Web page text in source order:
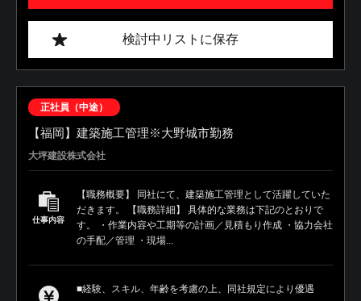
検討中リストに保存
正社員（中途）
【福岡】建築施工管理※大野城市勤務
大坪建設株式会社
仕事内容
【職務概要】 同社にて、建築施工管理として活躍していた
だきます。 【職務詳細】 具体的な業務は下記のとおりで
す。 ・作業内容や工期等の計画／見積もり作成 ・協力会社
の手配／管理 ・現場...
■経験、スキル、年齢を考慮の上、同社規定により優遇